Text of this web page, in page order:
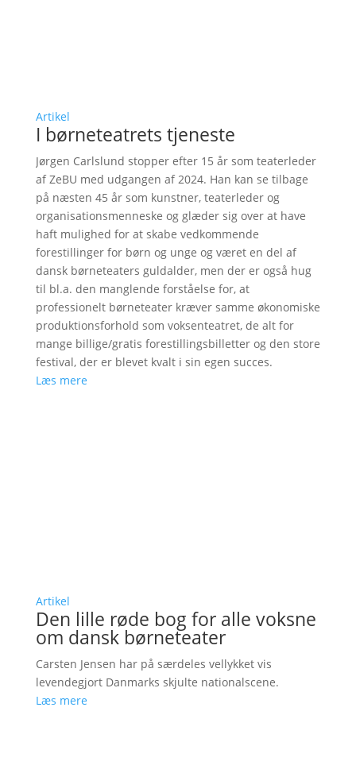
Artikel
I børneteatrets tjeneste
Jørgen Carlslund stopper efter 15 år som teaterleder
af ZeBU med udgangen af 2024. Han kan se tilbage
på næsten 45 år som kunstner, teaterleder og
organisationsmenneske og glæder sig over at have
haft mulighed for at skabe vedkommende
forestillinger for børn og unge og været en del af
dansk børneteaters guldalder, men der er også hug
til bl.a. den manglende forståelse for, at
professionelt børneteater kræver samme økonomiske
produktionsforhold som voksenteatret, de alt for
mange billige/gratis forestillingsbilletter og den store
festival, der er blevet kvalt i sin egen succes.
Læs mere
Artikel
Den lille røde bog for alle voksne
om dansk børneteater
Carsten Jensen har på særdeles vellykket vis
levendegjort Danmarks skjulte nationalscene.
Læs mere